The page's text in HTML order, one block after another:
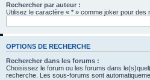
Rechercher par auteur :
Utilisez le caractère « * » comme joker pour des
OPTIONS DE RECHERCHE
Rechercher dans les forums :
Choisissez le forum ou les forums dans
recherche. Les sous-forums sont